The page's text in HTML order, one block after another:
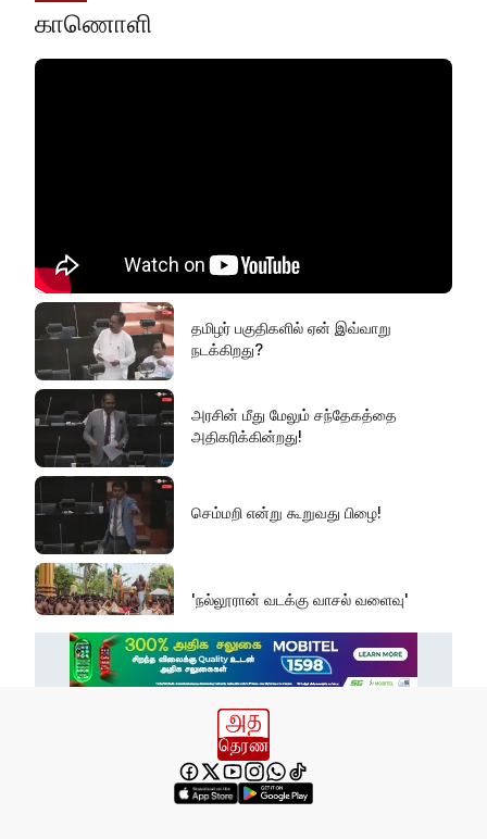
காணொளி
தமிழர் பகுதிகளில் ஏன் இவ்வாறு
நடக்கிறது?
அரசின் மீது மேலும் சந்தேகத்தை
அதிகரிக்கின்றது!
செம்மறி என்று கூறுவது பிழை!
'நல்லூரான் வடக்கு வாசல் வளைவு'
எல் நினோவை எதிர்கொள்ளத் தயாராக
வனஜீவராசிகள் அதிகாரிகளால் மீட்பு!